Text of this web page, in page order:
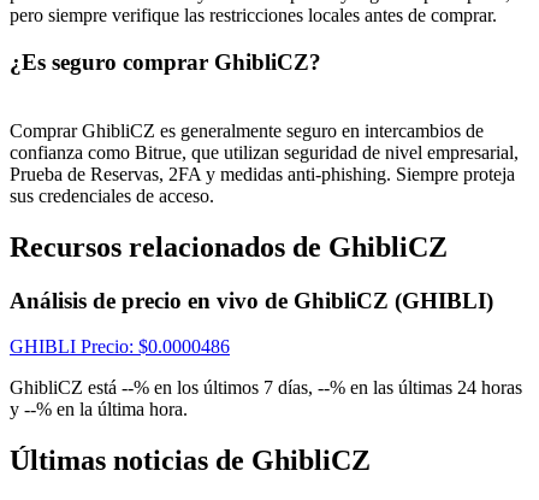
pero siempre verifique las restricciones locales antes de comprar.
¿Es seguro comprar GhibliCZ?
Comprar GhibliCZ es generalmente seguro en intercambios de
confianza como Bitrue, que utilizan seguridad de nivel empresarial,
Prueba de Reservas, 2FA y medidas anti-phishing. Siempre proteja
sus credenciales de acceso.
Recursos relacionados de GhibliCZ
Análisis de precio en vivo de GhibliCZ (GHIBLI)
GHIBLI Precio: $0.0000486
GhibliCZ está --% en los últimos 7 días, --% en las últimas 24 horas
y --% en la última hora.
Últimas noticias de GhibliCZ